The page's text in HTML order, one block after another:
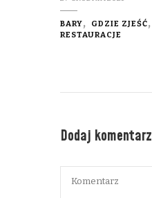
BARY
GDZIE ZJEŚĆ
RESTAURACJE
Dodaj komentarz